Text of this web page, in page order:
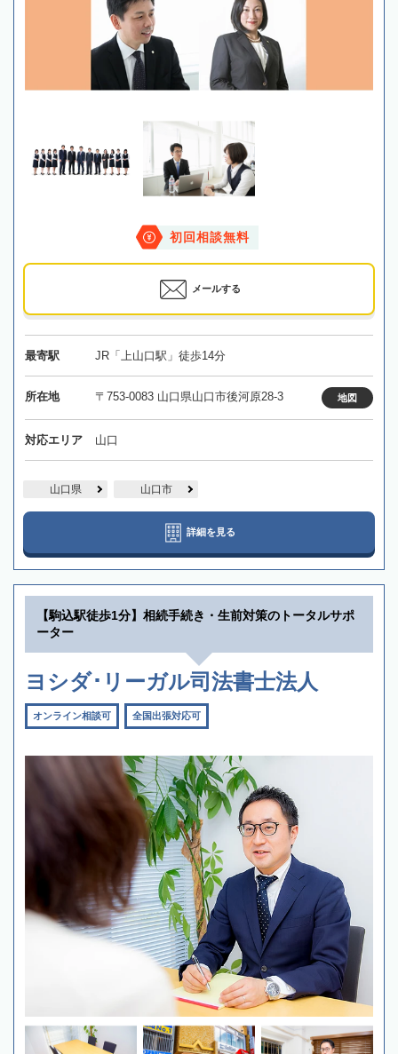
初回相談無料
メールする
最寄駅 JR「上山口駅」徒歩14分
所在地 〒753-0083 山口県山口市後河原28-3 地図
対応エリア 山口
山口県 山口市
詳細を見る
【駒込駅徒歩1分】相続手続き・生前対策のトータルサポ
ーター
ヨシダ･リーガル司法書士法人
オンライン相談可 全国出張対応可